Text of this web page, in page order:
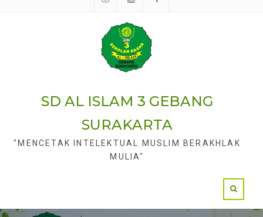
SD AL ISLAM 3 GEBANG
SURAKARTA
"MENCETAK INTELEKTUAL MUSLIM BERAKHLAK
MULIA"